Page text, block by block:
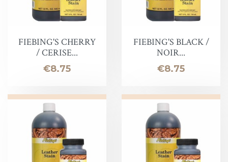
FIEBING'S CHERRY
/ CERISE...
Price
€8.75
FIEBING'S BLACK /
NOIR...
Price
€8.75